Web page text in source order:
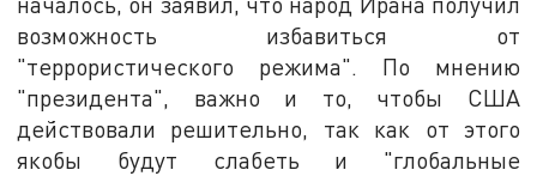
возможность избавиться от
"террористического режима". По мнению
"президента", важно и то, чтобы США
действовали решительно, так как от этого
якобы будут слабеть и "глобальные